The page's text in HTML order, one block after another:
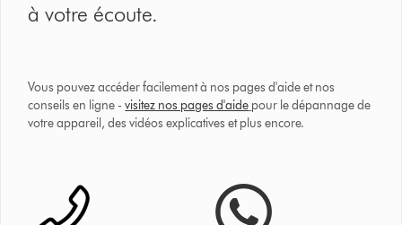
à votre écoute.
Vous pouvez accéder facilement à nos pages d'aide et nos
conseils en ligne -visitez nos pages d'aide pour le dépannage de
votre appareil, des vidéos explicatives et plus encore.